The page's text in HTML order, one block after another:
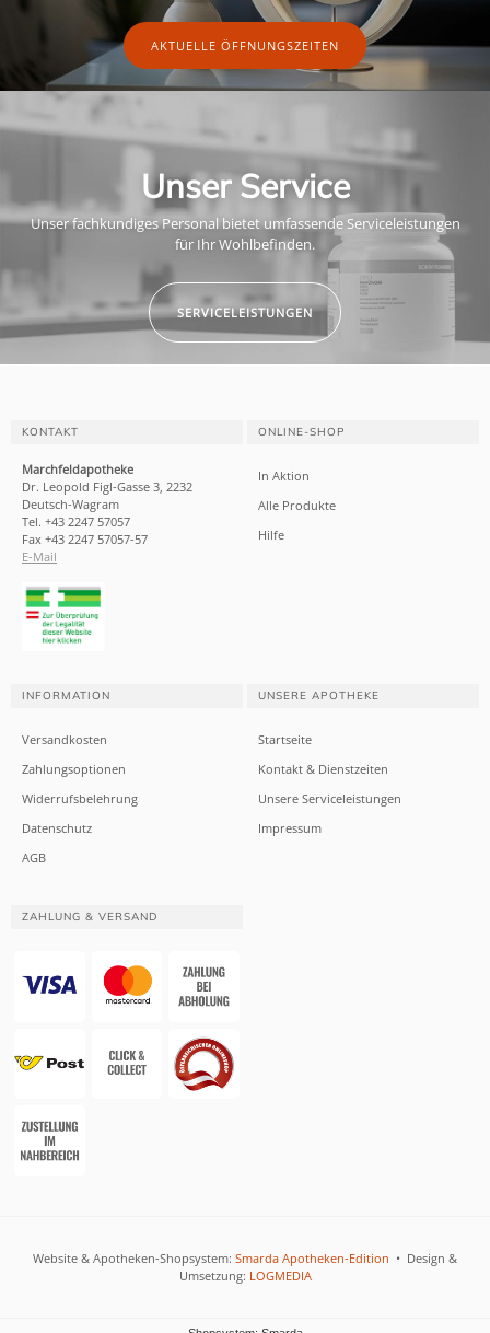
AKTUELLE ÖFFNUNGSZEITEN
Unser Service
Unser fachkundiges Personal bietet umfassende Serviceleistungen
für Ihr Wohlbefinden.
SERVICELEISTUNGEN
KONTAKT
Marchfeldapotheke
Dr. Leopold Figl-Gasse 3, 2232
Deutsch-Wagram
Tel. +43 2247 57057
Fax +43 2247 57057-57
E-Mail
ONLINE-SHOP
In Aktion
Alle Produkte
Hilfe
INFORMATION
Versandkosten
Zahlungsoptionen
Widerrufsbelehrung
Datenschutz
AGB
UNSERE APOTHEKE
Startseite
Kontakt & Dienstzeiten
Unsere Serviceleistungen
Impressum
ZAHLUNG & VERSAND
Website & Apotheken-Shopsystem: Smarda Apotheken-Edition • Design &
Umsetzung: LOGMEDIA